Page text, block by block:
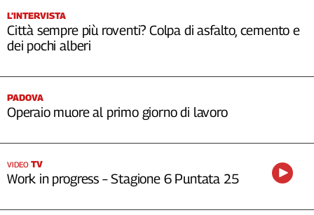
L’INTERVISTA
Città sempre più roventi? Colpa di asfalto, cemento e
dei pochi alberi
PADOVA
Operaio muore al primo giorno di lavoro
VIDEO TV
Work in progress – Stagione 6 Puntata 25